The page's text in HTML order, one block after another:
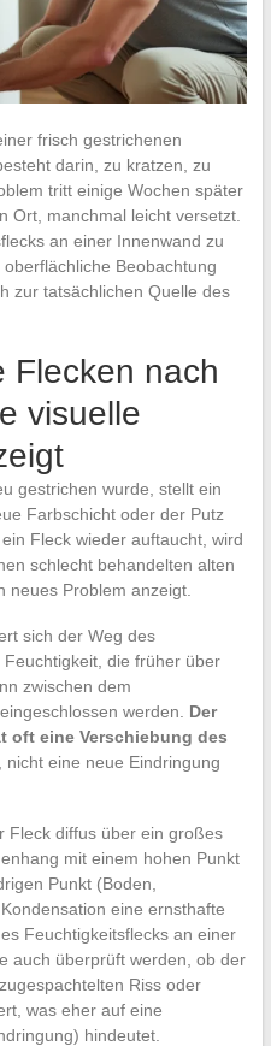
frisch gestrichenen
darin, zu kratzen, zu
tritt einige Wochen später
Ort, manchmal leicht versetzt.
an einer Innenwand zu
Beobachtung
zur tatsächlichen Quelle des
Flecken nach
visuelle
gestrichen wurde, stellt ein
Farbschicht oder der Putz
Fleck wieder auftaucht, wird
schlecht behandelten alten
neues Problem anzeigt.
sich der Weg des
die früher über
zwischen dem
werden. Der
oft eine Verschiebung des
nicht eine neue Eindringung
Fleck diffus über ein großes
mit einem hohen Punkt
Punkt (Boden,
eine ernsthafte
Feuchtigkeitsflecks an einer
auch überprüft werden, ob der
Riss oder
was eher auf eine
hindeutet.